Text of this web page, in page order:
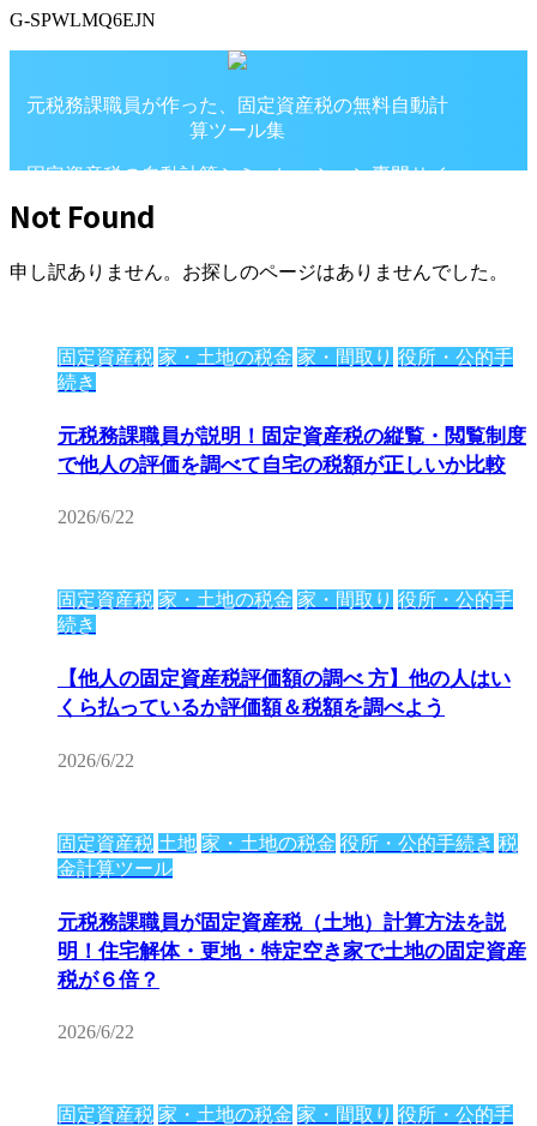
G-SPWLMQ6EJN
元税務課職員が作った、固定資産税の無料自動計
算ツール集
固定資産税の自動計算シミュレーション専門サイ
Not Found
申し訳ありません。お探しのページはありませんでした。
固定資産税 家・土地の税金 家・間取り 役所・公的手
続き
元税務課職員が説明！固定資産税の縦覧・閲覧制度
で他人の評価を調べて自宅の税額が正しいか比較
2026/6/22
固定資産税 家・土地の税金 家・間取り 役所・公的手
続き
【他人の固定資産税評価額の調べ 方】他の人はい
くら払っているか評価額＆税額を調べよう
2026/6/22
固定資産税 土地 家・土地の税金 役所・公的手続き 税
金計算ツール
元税務課職員が固定資産税（土地）計算方法を説
明！住宅解体・更地・特定空き家で土地の固定資産
税が６倍？
2026/6/22
固定資産税 家・土地の税金 家・間取り 役所・公的手